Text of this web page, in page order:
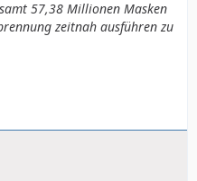
57,38 Millionen Masken
zeitnah ausführen zu